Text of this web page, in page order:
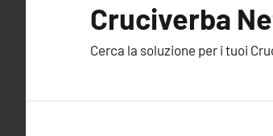
Cruciverba
Cerca la soluzione per i tuoi